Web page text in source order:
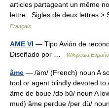
articles partageant un même
lettre Sigles de deux lettres >
Français
AME VI — Tipo Avión de
Diseñado por …
Wikipedia
âme — /äm/ (French) noun A
tool or agent blindly devoted to
âme de boue /də bŭ/ noun A
mud) âme perdue /per dü/